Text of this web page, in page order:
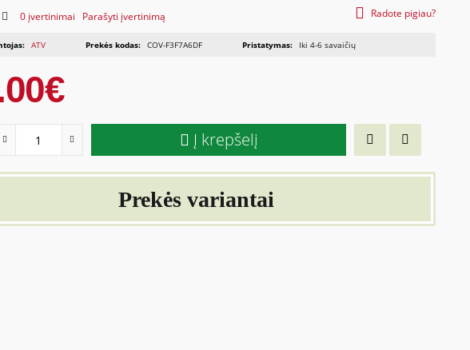
0 įvertinimai Parašyti įvertinimą Radote pigiau?
ATV Prekės kodas: COV-F3F7A6DF Pristatymas: Iki 4-6 savaičių
Į krepšelį
Prekės variantai